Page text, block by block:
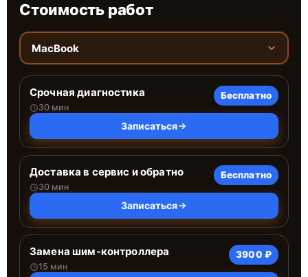
Стоимость работ
MacBook
Срочная диагностика
30 мин
Бесплатно
Записаться
Доставка в сервис и обратно
30 мин
Бесплатно
Записаться
Замена шим-контроллера
15 мин
3900 ₽